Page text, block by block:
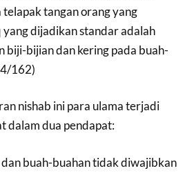
telapak tangan orang yang
yang dijadikan standar adalah
biji-bijian dan kering pada buah-
162)
nishab ini para ulama terjadi
dalam dua pendapat:
buah-buahan tidak diwajibkan